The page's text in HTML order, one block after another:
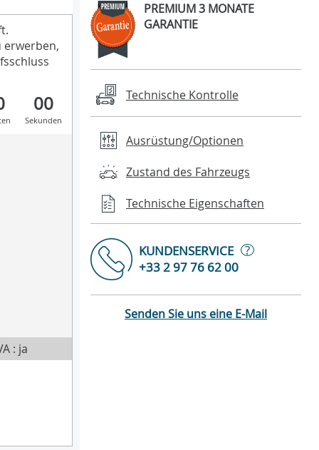
erwerben,
00
Sekunden
: ja
PREMIUM 3 MONATE
GARANTIE
Technische Kontrolle
Ausrüstung/Optionen
Zustand des Fahrzeugs
Technische Eigenschaften
KUNDENSERVICE
?
+33 2 97 76 62 00
Senden Sie uns eine E-Mail